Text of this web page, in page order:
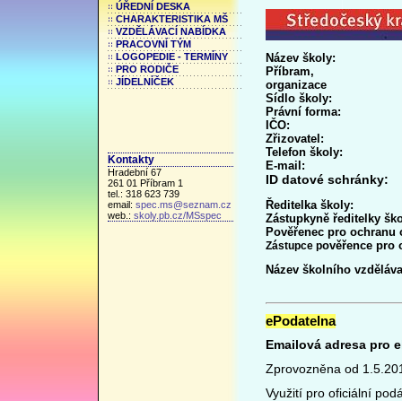
ÚŘEDNÍ DESKA
CHARAKTERISTIKA MŠ
VZDĚLÁVACÍ NABÍDKA
PRACOVNÍ TÝM
LOGOPEDIE - TERMÍNY
PRO RODIČE
JÍDELNÍČEK
Kontakty
Hradební 67
261 01 Příbram 1
tel.: 318 623 739
email: spec.ms@seznam.cz
web.: skoly.pb.cz/MSspec
Název školy:
organizace
Sídlo školy:
Právní forma:
IČO:
Telefon školy:
E-mail:
ID datové
Ředitelka školy:
Zástupkyně ředitelky
Pověřenec pro ochranu
Zástupce pověřence pro
Název školního
ePodatelna
Emailová adresa
Zprovozněna od
Využití pro oficiální